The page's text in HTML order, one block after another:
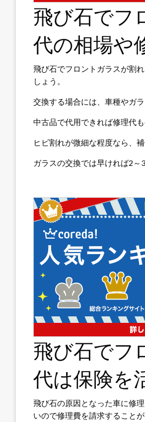
飛び石でフ
代の相場や
飛び石でフロントガラスが割
しょう。
交換する場合には、車種やガ
中古品で代用できれば修理代
ヒビ割れが微細な程度なら、
ガラスの交換では早ければ2～
飛び石でフ
代は保険を
飛び石の原因となった車に修
いので修理費を請求することが